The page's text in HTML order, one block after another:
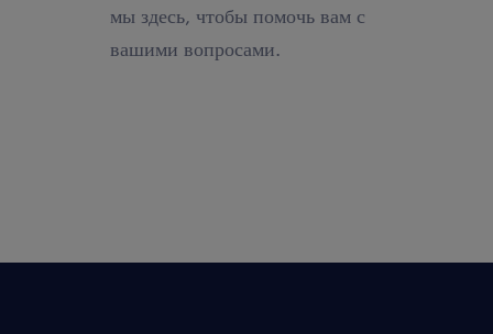
мы здесь, чтобы помочь вам с
вашими вопросами.